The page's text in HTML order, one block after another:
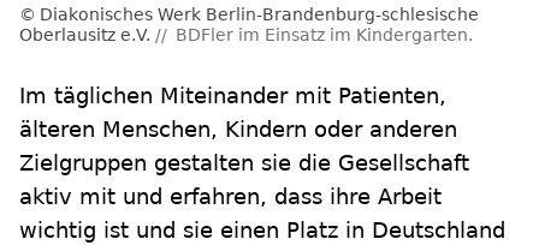
Diakonisches Werk Berlin-Brandenburg-schlesische
Oberlausitz e.V.
BDFler im Einsatz im Kindergarten.
Im täglichen Miteinander mit Patienten,
älteren Menschen, Kindern oder anderen
Zielgruppen gestalten sie die Gesellschaft
aktiv mit und erfahren, dass ihre Arbeit
wichtig ist und sie einen Platz in Deutschland